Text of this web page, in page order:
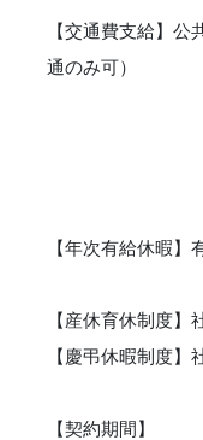
【交通費支給】
通のみ可）
【年次有給休暇
【産休育休制度】
【慶弔休暇制度】
【契約期間】